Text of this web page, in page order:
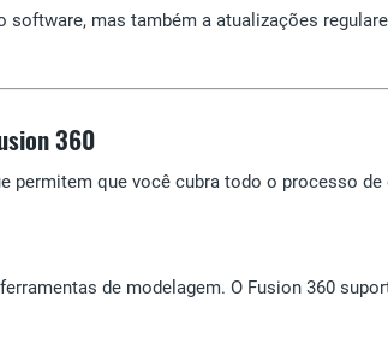
software, mas também a atualizações
360
permitem que você cubra todo o processo
de modelagem. O Fusion 360